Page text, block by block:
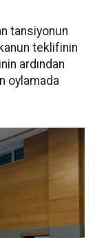
tansiyonun
teklifinin
ardından
oylamada